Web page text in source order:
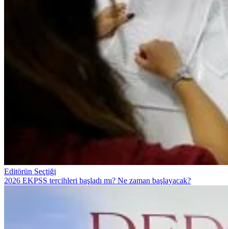
Editörün Seçtiği
2026 EKPSS tercihleri başladı mı? Ne zaman başlayacak?